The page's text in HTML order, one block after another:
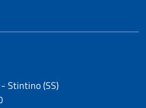
Stintino (SS)